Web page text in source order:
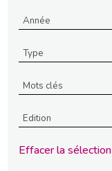
Année
Effacer la sélection